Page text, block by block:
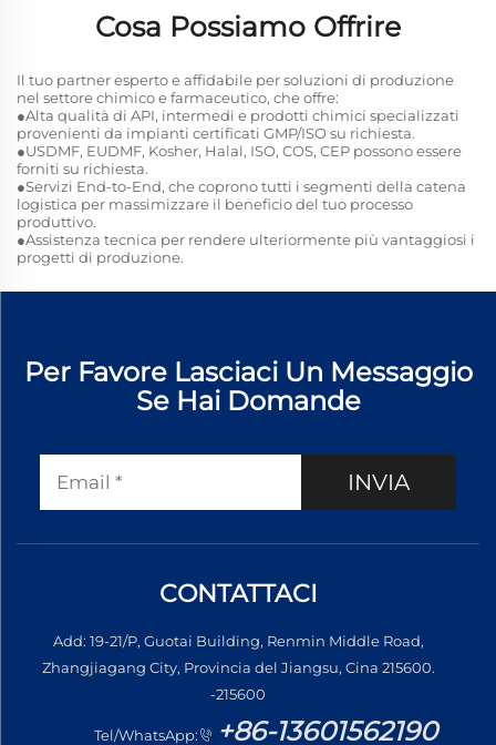
Cosa Possiamo Offrire
Il tuo partner esperto e affidabile per soluzioni di produzione
nel settore chimico e farmaceutico, che offre:
●Alta qualità di API, intermedi e prodotti chimici specializzati
provenienti da impianti certificati GMP/ISO su richiesta.
●USDMF, EUDMF, Kosher, Halal, ISO, COS, CEP possono essere
forniti su richiesta.
●Servizi End-to-End, che coprono tutti i segmenti della catena
logistica per massimizzare il beneficio del tuo processo
produttivo.
●Assistenza tecnica per rendere ulteriormente più vantaggiosi i
progetti di produzione.
Per Favore Lasciaci Un Messaggio
Se Hai Domande
INVIA
CONTATTACI
Add: 19-21/P, Guotai Building, Renmin Middle Road,
Zhangjiagang City, Provincia del Jiangsu, Cina 215600.
-215600
Tel/WhatsApp: +86-13601562190